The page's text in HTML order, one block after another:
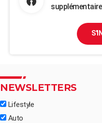
NEWSLETTERS
Lifestyle
Auto